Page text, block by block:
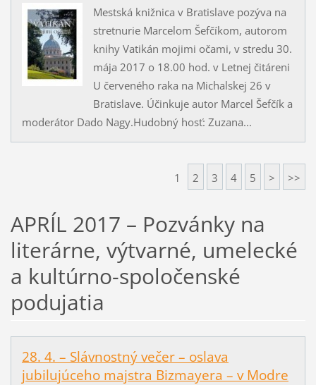
Mestská knižnica v Bratislave pozýva na
stretnurie Marcelom Šefčíkom, autorom
knihy Vatikán mojimi očami, v stredu 30.
mája 2017 o 18.00 hod. v Letnej čitáreni
U červeného raka na Michalskej 26 v
Bratislave. Účinkuje autor Marcel Šefčík a
moderátor Dado Nagy.Hudobný hosť: Zuzana...
1 2 3 4 5 > >>
APRÍL 2017 – Pozvánky na
literárne, výtvarné, umelecké
a kultúrno-spoločenské
podujatia
28. 4. – Slávnostný večer – oslava
jubilujúceho majstra Bizmayera – v Modre